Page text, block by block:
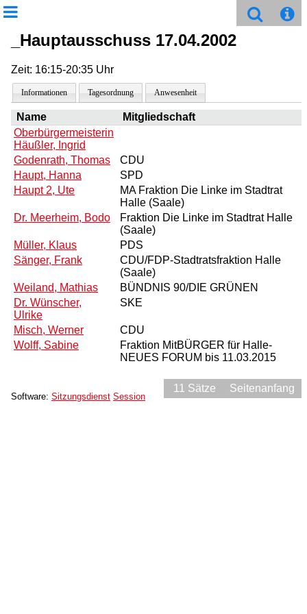
_Hauptausschuss 17.04.2002
Zeit: 16:15-20:35 Uhr
Informationen Tagesordnung Anwesenheit
Name
Mitgliedschaft
Oberbürgermeisterin
Häußler, Ingrid
Godenrath, Thomas
CDU
Haupt, Hanna
SPD
Haupt 2, Ute
MA Fraktion Die Linke im Stadtrat
Halle (Saale)
Dr. Meerheim, Bodo
Fraktion Die Linke im Stadtrat Halle
(Saale)
Müller, Klaus
PDS
Sänger, Frank
CDU/FDP-Stadtratsfraktion Halle
(Saale)
Weiland, Mathias
BÜNDNIS 90/DIE GRÜNEN
Dr. Wünscher,
Ulrike
SKE
Misch, Werner
CDU
Wolff, Sabine
Fraktion MitBÜRGER für Halle-
NEUES FORUM bis 11.03.2015
11 Sätze Seitenanfang
Software: Sitzungsdienst Session